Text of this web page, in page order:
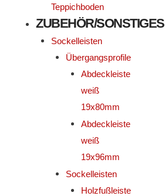
Teppichboden
ZUBEHÖR/SONSTIGES
Sockelleisten
Übergangsprofile
Abdeckleiste
weiß
19x80mm
Abdeckleiste
weiß
19x96mm
Sockelleisten
Holzfußleiste